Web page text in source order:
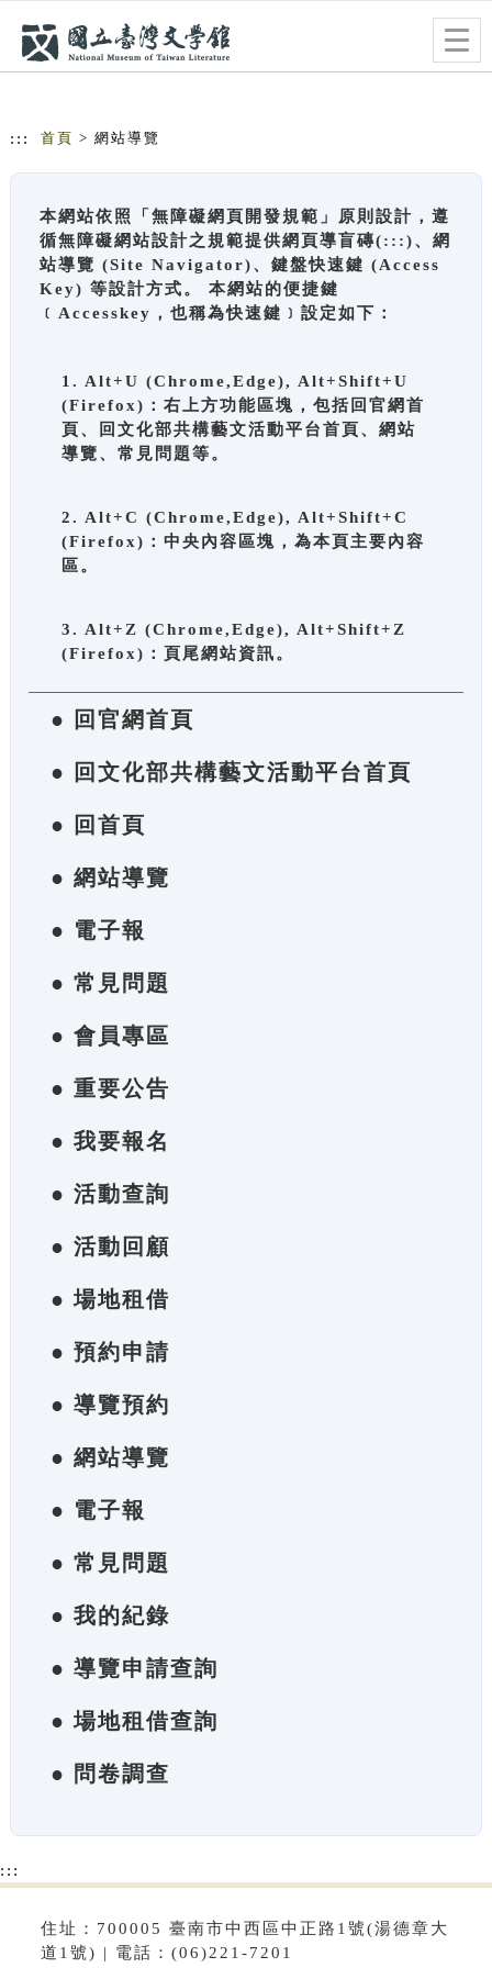
::: 首頁 > 網站導覽
本網站依照「無障礙網頁開發規範」原則設計，遵
循無障礙網站設計之規範提供網頁導盲磚(:::)、網
站導覽 (Site Navigator)、鍵盤快速鍵 (Access
Key) 等設計方式。 本網站的便捷鍵
﹝Accesskey，也稱為快速鍵﹞設定如下：
1. Alt+U (Chrome,Edge), Alt+Shift+U
(Firefox)：右上方功能區塊，包括回官網首
頁、回文化部共構藝文活動平台首頁、網站
導覽、常見問題等。
2. Alt+C (Chrome,Edge), Alt+Shift+C
(Firefox)：中央內容區塊，為本頁主要內容
區。
3. Alt+Z (Chrome,Edge), Alt+Shift+Z
(Firefox)：頁尾網站資訊。
● 回官網首頁
● 回文化部共構藝文活動平台首頁
● 回首頁
● 網站導覽
● 電子報
● 常見問題
● 會員專區
● 重要公告
● 我要報名
● 活動查詢
● 活動回顧
● 場地租借
● 預約申請
● 導覽預約
● 網站導覽
● 電子報
● 常見問題
● 我的紀錄
● 導覽申請查詢
● 場地租借查詢
● 問卷調查
:::
住址：700005 臺南市中西區中正路1號(湯德章大
道1號) | 電話：(06)221-7201